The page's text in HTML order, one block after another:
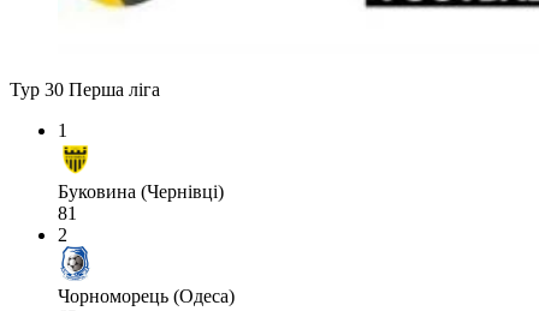
Тур 30 Перша ліга
1
Буковина (Чернівці)
81
2
Чорноморець (Одеса)